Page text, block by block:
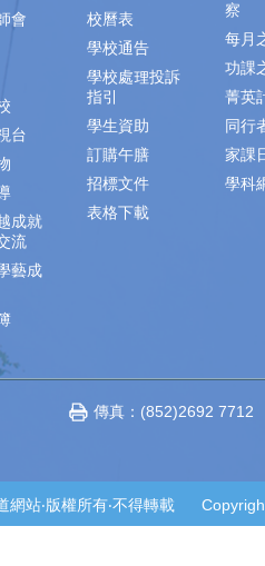
會
台
成就
流
藝成
校曆表
學校通告
學校處理投訴
指引
學生資助
訂購午膳
招標文件
表格下載
察
每月
功課
菁英
同行
家課
學科
傳真：(852)2692 7712
網站‧版權所有‧不得轉載